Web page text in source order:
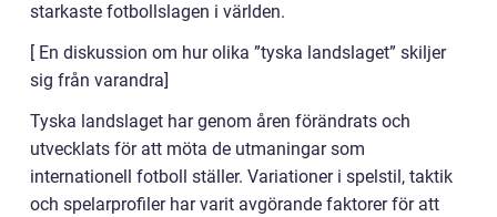
starkaste fotbollslagen i världen.
[ En diskussion om hur olika ”tyska landslaget” skiljer
sig från varandra]
Tyska landslaget har genom åren förändrats och
utvecklats för att möta de utmaningar som
internationell fotboll ställer. Variationer i spelstil, taktik
och spelarprofiler har varit avgörande faktorer för att